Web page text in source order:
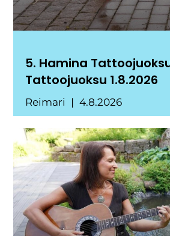
5. Hamina
Tattoojuoksu 1.8.2026
Reimari 4.8.2026